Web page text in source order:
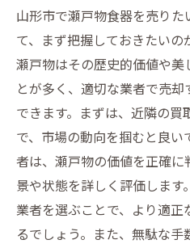
山形市での市場価
専門スタッフによ
地元の文化と共に
山形市の地域特性
瀬戸物の価値を高
法
山形市の瀬戸物食器買
賢い売却のための事
瀬戸物の査定ポイ
山形市で瀬戸物食器を売りた
て、まず把握しておきたいの
瀬戸物はその歴史的価値や
とが多く、適切な業者で売
できます。まずは、近隣の買
で、市場の動向を掴むと良
者は、瀬戸物の価値を正確
景や状態を詳しく評価します
業者を選ぶことで、より適
るでしょう。また、無駄な